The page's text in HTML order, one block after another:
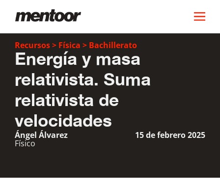
Recursos> Física > Bachillerato
Energía y masa
relativista. Suma
relativista de
velocidades
Ángel Álvarez
Físico
15 de febrero 2025